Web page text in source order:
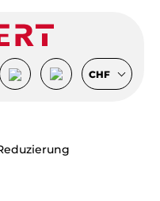
CHF